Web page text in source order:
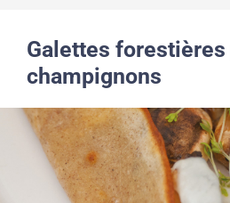
galettes forestières poulet et
champignons